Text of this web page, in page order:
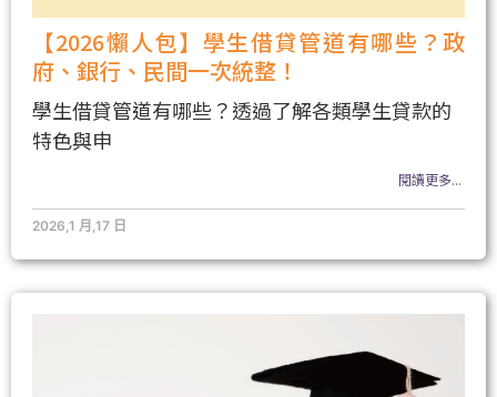
【2026懶人包】學生借貸管道有哪些？政
府、銀行、民間一次統整！
學生借貸管道有哪些？透過了解各類學生貸款的
特色與申
閱讀更多...
2026,1 月,17 日